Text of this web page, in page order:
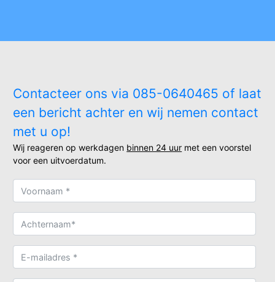
Contacteer ons via 085-0640465 of laat
een bericht achter en wij nemen contact
met u op!
Wij reageren op werkdagen binnen 24 uur met een voorstel
voor een uitvoerdatum.